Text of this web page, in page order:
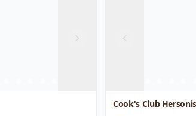
Cook's Club